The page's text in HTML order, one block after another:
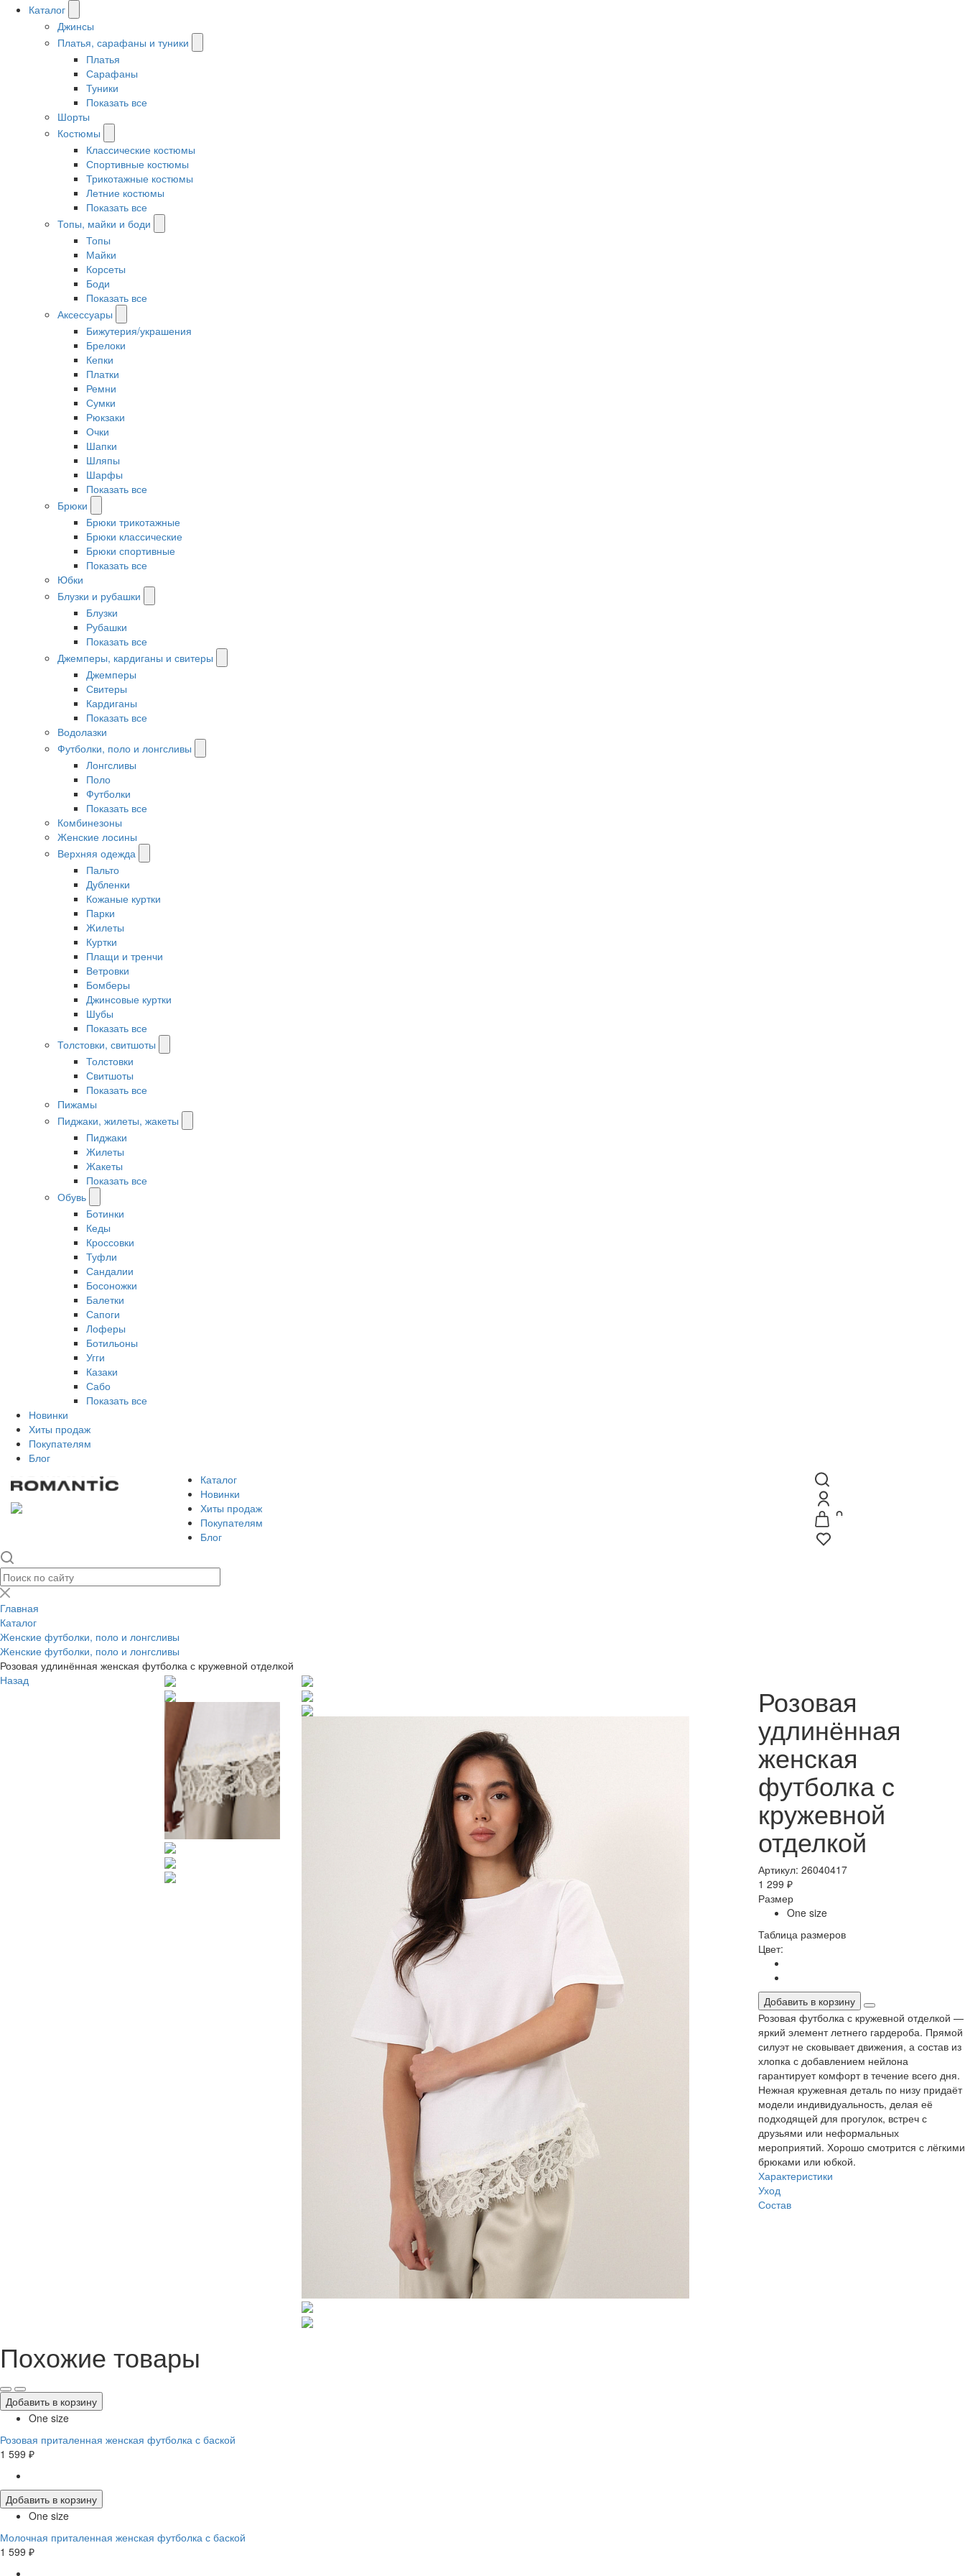
Каталог
Джинсы
Платья, сарафаны и туники
Платья
Сарафаны
Туники
Показать все
Шорты
Костюмы
Классические костюмы
Спортивные костюмы
Трикотажные костюмы
Летние костюмы
Показать все
Топы, майки и боди
Топы
Майки
Корсеты
Боди
Показать все
Аксессуары
Бижутерия/украшения
Брелоки
Кепки
Платки
Ремни
Сумки
Рюкзаки
Очки
Шапки
Шляпы
Шарфы
Показать все
Брюки
Брюки трикотажные
Брюки классические
Брюки спортивные
Показать все
Юбки
Блузки и рубашки
Блузки
Рубашки
Показать все
Джемперы, кардиганы и свитеры
Джемперы
Свитеры
Кардиганы
Показать все
Водолазки
Футболки, поло и лонгсливы
Лонгсливы
Поло
Футболки
Показать все
Комбинезоны
Женские лосины
Верхняя одежда
Пальто
Дубленки
Кожаные куртки
Парки
Жилеты
Куртки
Плащи и тренчи
Ветровки
Бомберы
Джинсовые куртки
Шубы
Показать все
Толстовки, свитшоты
Толстовки
Свитшоты
Показать все
Пижамы
Пиджаки, жилеты, жакеты
Пиджаки
Жилеты
Жакеты
Показать все
Обувь
Ботинки
Кеды
Кроссовки
Туфли
Сандалии
Босоножки
Балетки
Сапоги
Лоферы
Ботильоны
Угги
Казаки
Сабо
Показать все
Новинки
Хиты продаж
Покупателям
Блог
Каталог
Новинки
Хиты продаж
Покупателям
Блог
Главная
Каталог
Женские футболки, поло и лонгсливы
Женские футболки, поло и лонгсливы
Розовая удлинённая женская футболка с кружевной отделкой
Назад
Розовая
удлинённая
женская
футболка с
кружевной
отделкой
Артикул: 26040417
1 299 ₽
Размер
One size
Таблица размеров
Цвет:
Добавить в корзину
Розовая футболка с кружевной отделкой —
яркий элемент летнего гардероба. Прямой
силуэт не сковывает движения, а состав из
хлопка с добавлением нейлона
гарантирует комфорт в течение всего дня.
Нежная кружевная деталь по низу придаёт
модели индивидуальность, делая её
подходящей для прогулок, встреч с
друзьями или неформальных
мероприятий. Хорошо смотрится с лёгкими
брюками или юбкой.
Характеристики
Уход
Состав
Похожие товары
Добавить в корзину
One size
Розовая приталенная женская футболка с баской
1 599 ₽
Добавить в корзину
One size
Молочная приталенная женская футболка с баской
1 599 ₽